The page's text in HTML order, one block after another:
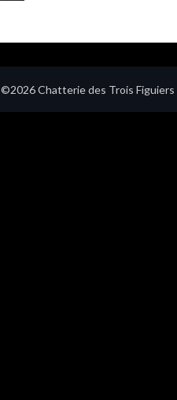
©2026 Chatterie des Trois Figuiers